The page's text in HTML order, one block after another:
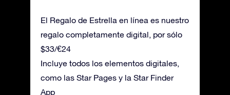
El Regalo de Estrella en línea es nuestro
regalo completamente digital, por sólo
$33/€24
Incluye todos los elementos digitales,
como las Star Pages y la Star Finder
App